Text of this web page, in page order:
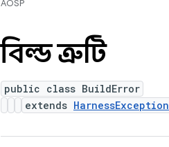
AOSP
বিল্ড ত্রুটি
public class BuildError
extends HarnessException